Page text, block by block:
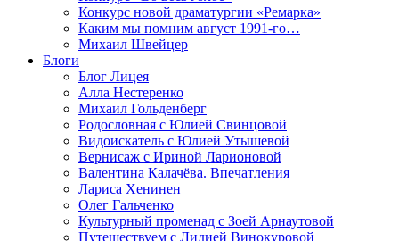
Конкурс новой драматургии «Ремарка»
Каким мы помним август 1991-го…
Михаил Швейцер
Блоги
Блог Лицея
Алла Нестеренко
Михаил Гольденберг
Родословная с Юлией Свинцовой
Видоискатель с Юлией Утышевой
Вернисаж с Ириной Ларионовой
Валентина Калачёва. Впечатления
Лариса Хенинен
Олег Гальченко
Культурный променад с Зоей Арнаутовой
Путешествуем с Лидией Винокуровой